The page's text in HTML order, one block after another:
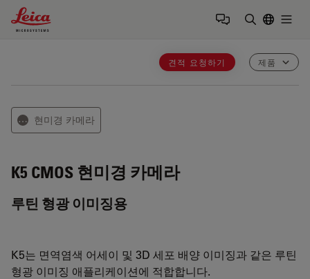
Leica Microsystems Logo
견적 요청하기 제품
⋯ 현미경 카메라
K5 CMOS 현미경 카메라
루틴 형광 이미징용
K5는 면역염색 어세이 및 3D 세포 배양 이미징과 같은 루틴
형광 이미징 애플리케이션에 적합합니다.